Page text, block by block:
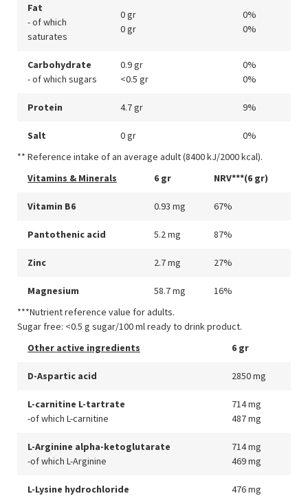
Fat
- of which
saturates
0 gr
0 gr
0%
0%
Carbohydrate
- of which sugars
0.9 gr
<0.5 gr
0%
0%
Protein 4.7 gr 9%
Salt 0 gr
0%
** Reference intake of an average adult (8400 kJ/2000 kcal).
Vitamins & Minerals
6 gr NRV***(6 gr)
Vitamin B6 0.93 mg 67%
Pantothenic acid 5.2 mg 87%
Zinc 2.7 mg 27%
Magnesium 58.7 mg
16%
***Nutrient reference value for adults.
Sugar free: <0.5 g sugar/100 ml ready to drink product.
Other active ingredients
6 gr
D-Aspartic acid 2850 mg
L-carnitine L-tartrate
-of which L-carnitine
714 mg
487 mg
L-Arginine alpha-ketoglutarate
-of which L-Arginine
714 mg
469 mg
L-Lysine hydrochloride
476 mg